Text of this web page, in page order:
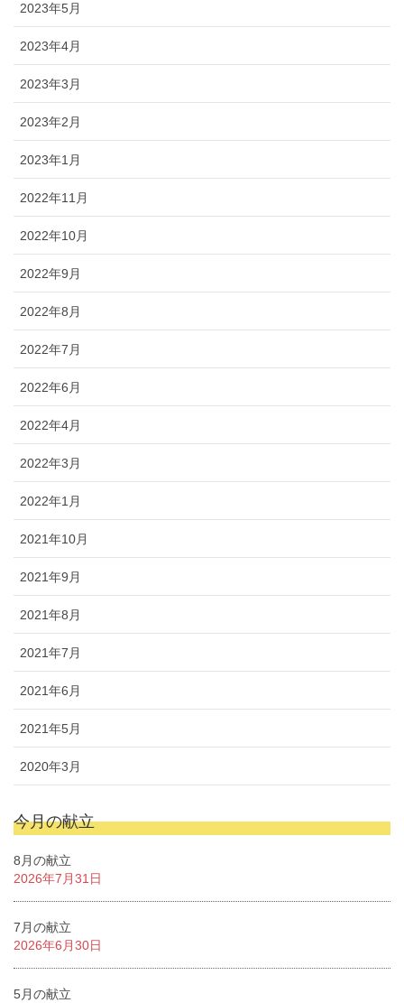
2023年5月
2023年4月
2023年3月
2023年2月
2023年1月
2022年11月
2022年10月
2022年9月
2022年8月
2022年7月
2022年6月
2022年4月
2022年3月
2022年1月
2021年10月
2021年9月
2021年8月
2021年7月
2021年6月
2021年5月
2020年3月
今月の献立
8月の献立
2026年7月31日
7月の献立
2026年6月30日
5月の献立